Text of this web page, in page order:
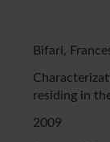
Bifari,
residing in
2009